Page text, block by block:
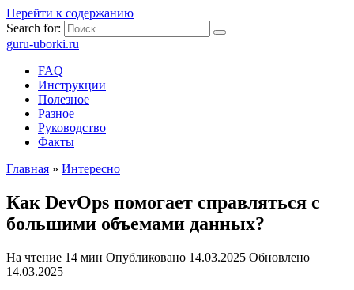
Перейти к содержанию
Search for:
guru-uborki.ru
FAQ
Инструкции
Полезное
Разное
Руководство
Факты
Главная » Интересно
Как DevOps помогает справляться с
большими объемами данных?
На чтение 14 мин Опубликовано 14.03.2025 Обновлено
14.03.2025